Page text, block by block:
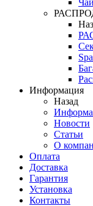
Информация
Назад
Новости
Статьи
О
Оплата
Доставка
Гарантия
Установка
Контакты